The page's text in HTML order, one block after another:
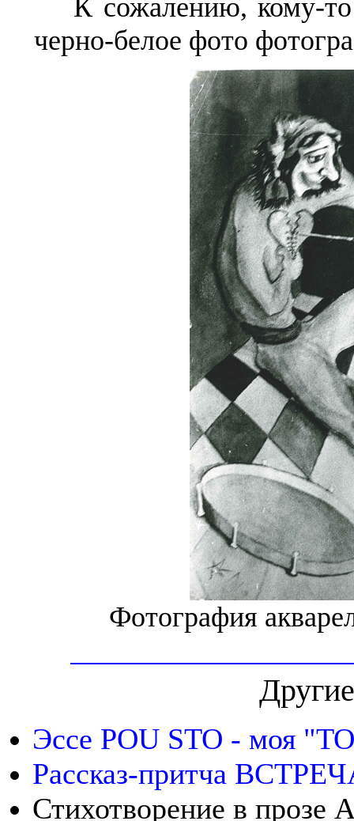
К сожалению, кому-
черно-белое фото
Фотография
Эссе POU STO - моя
Рассказ-притча
Стихотворение в